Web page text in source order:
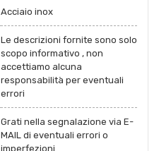
Acciaio inox
Le descrizioni fornite sono solo
scopo informativo , non
accettiamo alcuna
responsabilità per eventuali
errori
Grati nella segnalazione via E-
MAIL di eventuali errori o
imperfezioni